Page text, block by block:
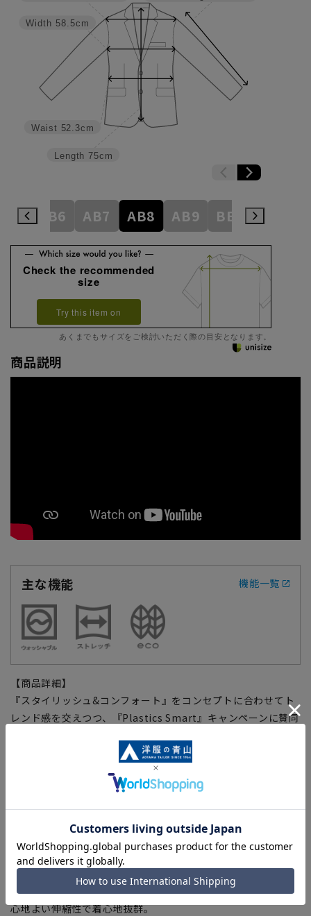
Length 75cm
Waist 52.3cm
Width 58.5cm
AB6 AB7 AB8 AB9 BE3 BE4
Check the recommended
size
Try this item on
あくまでもサイズをご検討いただく際の目安となります。
商品説明
主な機能 機能一覧
【商品詳細】
『スタイリッシュ&コンフォート』をコンセプトに合わせてト
レンド感を交えつつ、『Plastics Smart』キャンペーンに賛同
『MODA RITORNO』は、スッキリとしたデザインを意識し
た、スマートなスタイリッシュスーツです。
■ウォッシャブル
洗濯機やシャワークリーンなど洗い方も選べます。ジャケット
のみパンツだけでの洗濯やちょっとした汚れは部分洗いも
OK。
■ストレッチ
心地よい伸縮性で着心地抜群。